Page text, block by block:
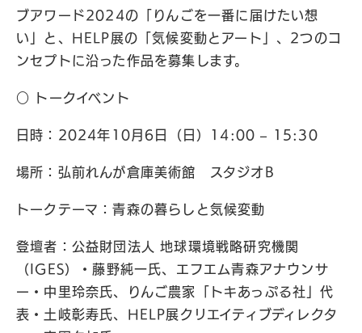
ブアワード2024の「りんごを一番に届けたい想
い」と、HELP展の「気候変動とアート」、2つのコ
ンセプトに沿った作品を募集します。
○ トークイベント
日時：2024年10月6日（日）14:00 – 15:30
場所：弘前れんが倉庫美術館 スタジオB
トークテーマ：青森の暮らしと気候変動
登壇者：公益財団法人 地球環境戦略研究機関
（IGES）・藤野純一氏、エフエム青森アナウンサ
ー・中里玲奈氏、りんご農家「トキあっぷる社」代
表・土岐彰寿氏、HELP展クリエイティブディレクタ